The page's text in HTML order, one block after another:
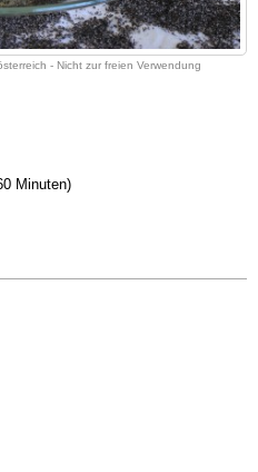
- Nicht zur freien Verwendung
Minuten)